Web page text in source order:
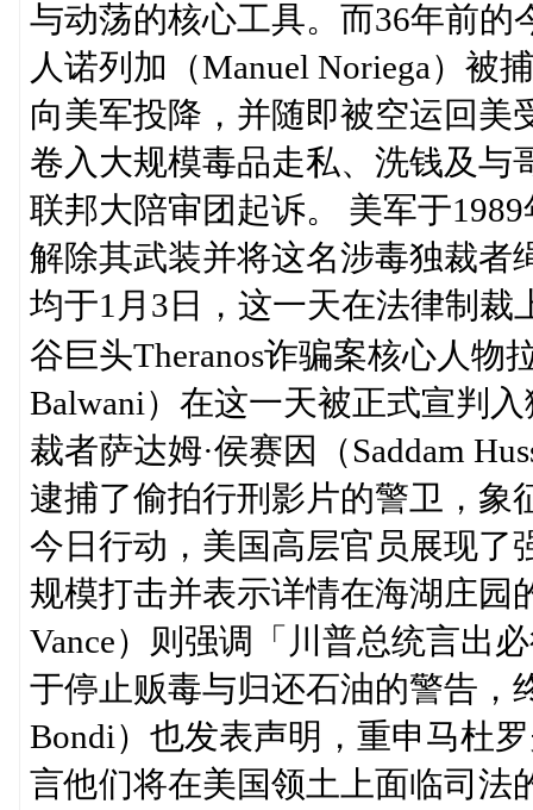
与动荡的核心工具。而36年前
人诺列加（Manuel Noriega）被
向美军投降，并随即被空运回美
卷入大规模毒品走私、洗钱及与
联邦大陪审团起诉。 美军于
解除其武装并将这名涉毒独裁者
均于1月3日，这一天在法律制裁
谷巨头Theranos诈骗案核心人物
Balwani）在这一天被正式宣判
裁者萨达姆·侯赛因（Saddam
逮捕了偷拍行刑影片的警卫，象
今日行动，美国高层官员展现了
规模打击并表示详情在海湖庄园
Vance）则强调「川普总统言出
于停止贩毒与归还石油的警告，
Bondi）也发表声明，重申马杜
言他们将在美国领土上面临司法